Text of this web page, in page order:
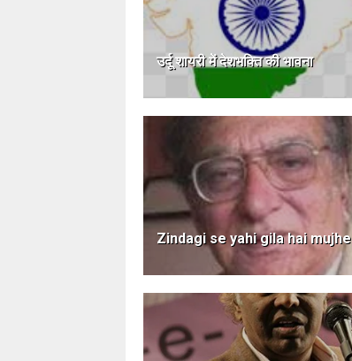
उर्दू शायरी में देशभक्ति की भावना
Zindagi se yahi gila hai mujhe